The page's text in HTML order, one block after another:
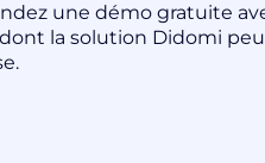
une démo gratuite
la solution Didomi